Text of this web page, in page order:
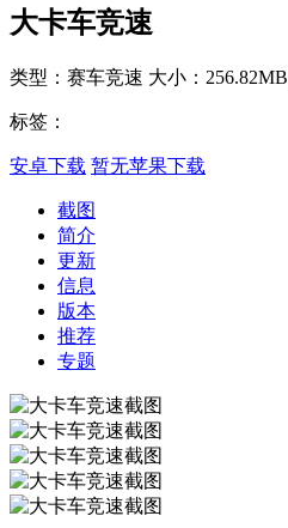
大卡车竞速
类型：赛车竞速 大小：256.82MB
标签：
安卓下载 暂无苹果下载
截图
简介
更新
信息
版本
推荐
专题